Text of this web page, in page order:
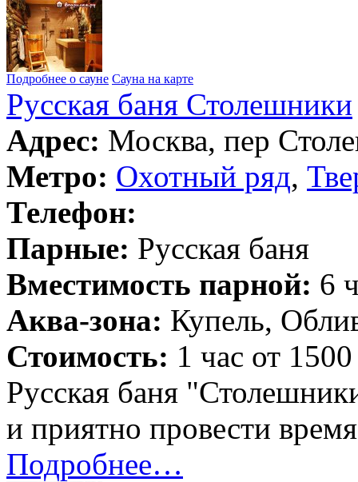
Подробнее о сауне Сауна на карте
Русская баня Столешники
Адрес: Москва, пер
Метро: Охотный ряд,
Телефон:
Парные: Русская баня
Вместимость парной: 6
Аква-зона: Купель,
Стоимость: 1 час от
Русская баня
и приятно провести
Подробнее…